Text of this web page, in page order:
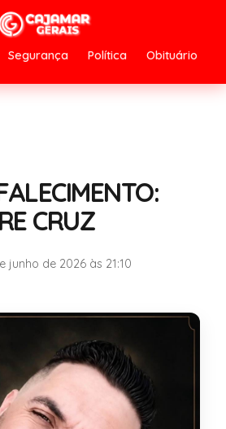
Segurança Política Obituário
CRUZ
junho de 2026 às 21:10